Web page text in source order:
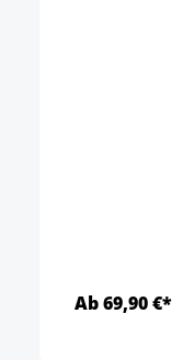
Ab 69,90 €*